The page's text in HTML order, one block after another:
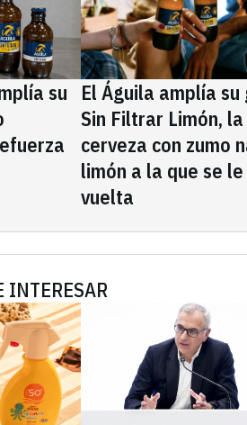
su
El Águila amplía su
Sin Filtrar Limón,
cerveza con zumo
limón a la que se
vuelta
INTERESAR